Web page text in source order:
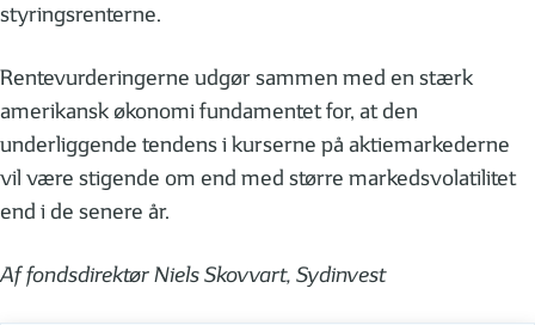
styringsrenterne.
Rentevurderingerne udgør sammen med en stærk
amerikansk økonomi fundamentet for, at den
underliggende tendens i kurserne på aktiemarkederne
vil være stigende om end med større markedsvolatilitet
end i de senere år.
Af fondsdirektør Niels Skovvart, Sydinvest